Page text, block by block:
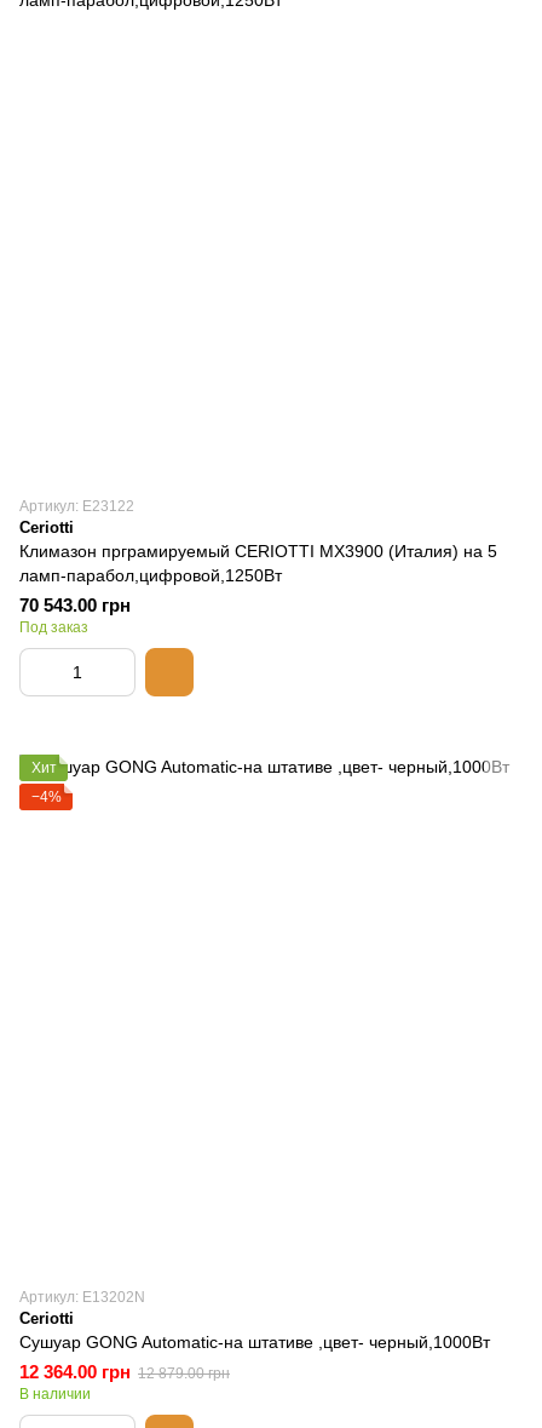
Артикул: E23122
Ceriotti
Климазон прграмируемый CERIOTTI MX3900 (Италия) на 5
ламп-парабол,цифровой,1250Вт
70 543.00 грн
Под заказ
Хит
−4%
Артикул: E13202N
Ceriotti
Сушуар GONG Automatic-на штативе ,цвет- черный,1000Вт
12 364.00 грн 12 879.00 грн
В наличии